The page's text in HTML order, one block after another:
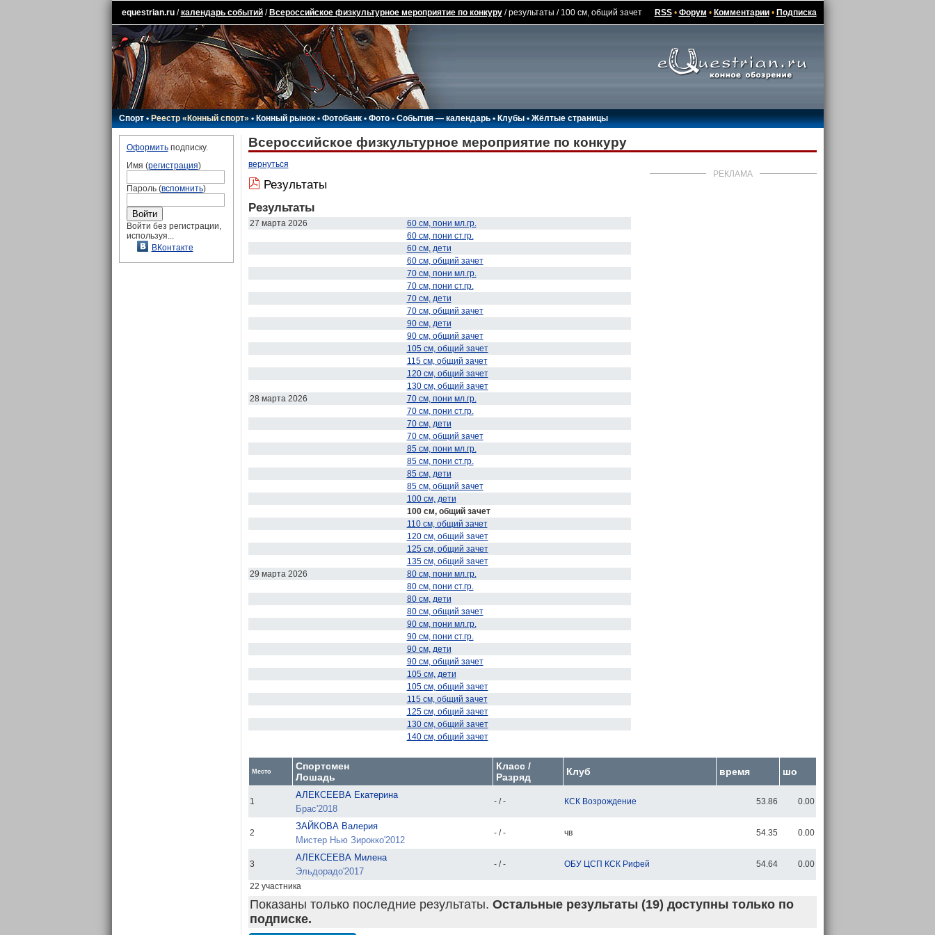
equestrian.ru/календарь событий/ Всероссийское физкультурное мероприятие по конкуру/ результаты / 100 см, общий зачет RSS• Форум • Комментарии• Подписка
Спорт•Реестр «Конный спорт»•Конный рынок•Фотобанк •Фото•События — календарь•Клубы •Жёлтые страницы
Оформитьподписку.
Имя (регистрация)
Пароль (вспомнить)
Войти без регистрации,
используя...
ВКонтакте
Всероссийское физкультурное мероприятие по конкуру
вернуться
РЕКЛАМА
Результаты
Результаты
27 марта 2026
60 см, пони мл.гр.
60 см, пони ст.гр.
60 см, дети
60 см, общий зачет
70 см, пони мл.гр.
70 см, пони ст.гр.
70 см, дети
70 см, общий зачет
90 см, дети
90 см, общий зачет
105 см, общий зачет
115 см, общий зачет
120 см, общий зачет
130 см, общий зачет
28 марта 2026
70 см, пони мл.гр.
70 см, пони ст.гр.
70 см, дети
70 см, общий зачет
85 см, пони мл.гр.
85 см, пони ст.гр.
85 см, дети
85 см, общий зачет
100 см, дети
100 см, общий зачет
110 см, общий зачет
120 см, общий зачет
125 см, общий зачет
135 см, общий зачет
29 марта 2026
80 см, пони мл.гр.
80 см, пони ст.гр.
80 см, дети
80 см, общий зачет
90 см, пони мл.гр.
90 см, пони ст.гр.
90 см, дети
90 см, общий зачет
105 см, дети
105 см, общий зачет
115 см, общий зачет
125 см, общий зачет
130 см, общий зачет
140 см, общий зачет
Место
Спортсмен
Лошадь
Класс /
Разряд
Клуб время шо
1
АЛЕКСЕЕВА Екатерина
Брас'2018
- / - КСК Возрождение 53.86 0.00
2
ЗАЙКОВА Валерия
Мистер Нью Зирокко'2012
- / - чв 54.35 0.00
3
АЛЕКСЕЕВА Милена
Эльдорадо'2017
- / - ОБУ ЦСП КСК Рифей 54.64 0.00
22 участника
Показаны только последние результаты. Остальные результаты (19) доступны только по
подписке.